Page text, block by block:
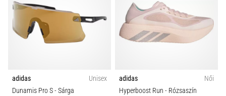
adidas
Unisex
Dunamis Pro S- Sárga
adidas
Női
Hyperboost Run - Rózsaszín